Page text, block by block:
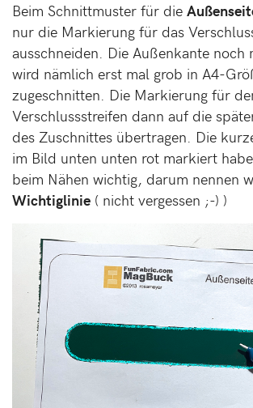
Beim Schnittmuster für die
nur die Markierung für das
ausschneiden. Die Außenkante noch
wird nämlich erst mal grob in A4-
zugeschnitten. Die Markierung für
Verschlussstreifen dann auf die
des Zuschnittes übertragen. Die
im Bild unten unten rot markiert
beim Nähen wichtig, darum nennen
Wichtiglinie ( nicht vergessen ;-) )